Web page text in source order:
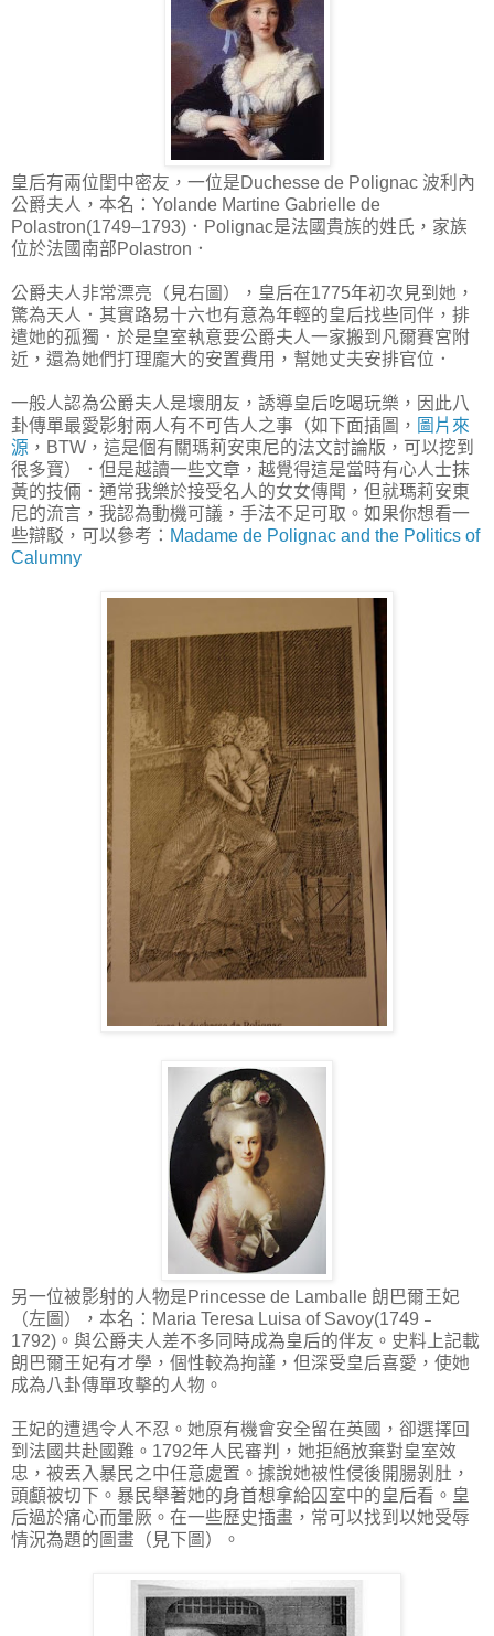
皇后有兩位閨中密友，一位是Duchesse de Polignac 波利內
公爵夫人，本名：Yolande Martine Gabrielle de
Polastron(1749–1793)．Polignac是法國貴族的姓氏，家族
位於法國南部Polastron．
公爵夫人非常漂亮（見右圖），皇后在1775年初次見到她，
驚為天人．其實路易十六也有意為年輕的皇后找些同伴，排
遣她的孤獨．於是皇室執意要公爵夫人一家搬到凡爾賽宮附
近，還為她們打理龐大的安置費用，幫她丈夫安排官位．
一般人認為公爵夫人是壞朋友，誘導皇后吃喝玩樂，因此八
卦傳單最愛影射兩人有不可告人之事（如下面插圖， 圖片來
源 ，BTW，這是個有關瑪莉安東尼的法文討論版，可以挖到
很多寶）．但是越讀一些文章，越覺得這是當時有心人士抹
黃的技倆．通常我樂於接受名人的女女傳聞，但就瑪莉安東
尼的流言，我認為動機可議，手法不足可取。如果你想看一
些辯駁，可以參考： Madame de Polignac and the Politics of
Calumny
另一位被影射的人物是Princesse de Lamballe 朗巴爾王妃
（左圖），本名：Maria Teresa Luisa of Savoy(1749﹣
1792)。與公爵夫人差不多同時成為皇后的伴友。史料上記載
朗巴爾王妃有才學，個性較為拘謹，但深受皇后喜愛，使她
成為八卦傳單攻擊的人物。
王妃的遭遇令人不忍。她原有機會安全留在英國，卻選擇回
到法國共赴國難。1792年人民審判，她拒絕放棄對皇室效
忠，被丟入暴民之中任意處置。據說她被性侵後開腸剝肚，
頭顱被切下。暴民舉著她的身首想拿給囚室中的皇后看。皇
后過於痛心而暈厥。在一些歷史插畫，常可以找到以她受辱
情況為題的圖畫（見下圖）。